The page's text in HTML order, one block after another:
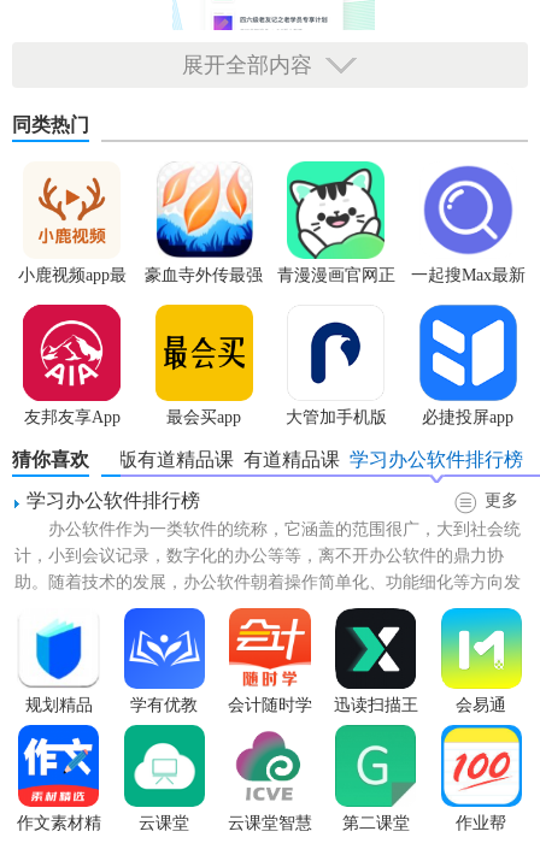
【有道精品课app介绍】
有道精品课是网易有道公司出品的在线教育产品。
有道精品课是2018年国家工信部新型信息消费示范项目，央
视《希望之星》节目首席教育合作伙伴。
合作，权威题库，为同学们提供优质学习课程，解决作业学
习难题。网易有道精品课堪称网易良心精品。
【有道精品课appp功能】
【高中-高考 必备，9科精讲，免费学习，作业辅导】
-钟平老师领衔名师团，学霸速成班！
-前高考阅卷人，教你理综学习方法、高考答题技巧！
-17年教龄名师，高考知识点总结！
【初中、小学、少儿-在线学习，作业辅导】
初中数学、英语、语文、物理、化学学习辅导，中考必备！
小学英语、数学、语文课程学习，作业辅导！
少儿英语、阅读、美术等课程学习。
展开全部内容
同类热门
小鹿视频app最
新版
豪血寺外传最强
传说无限血版
青漫漫画官网正
一起搜Max最新
版
友邦友享App 最会买app 大管加手机版 必捷投屏app
猜你喜欢 学习办公软件排行榜
有道精品课
新版有道精品课
学习办公软件排行榜
更多
办公软件作为一类软件的统称，它涵盖的范围很广，大到社会统
计，小到会议记录，数字化的办公等等，离不开办公软件的鼎力协
助。随着技术的发展，办公软件朝着操作简单化、功能细化等方向发
展。讲究大而全的offic...
规划精品 学有优教 会计随时学 迅读扫描王 会易通
作文素材精
云课堂
云课堂智慧
第二课堂 作业帮